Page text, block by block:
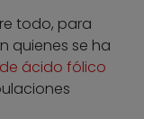
todo, para
quienes se ha
ácido fólico